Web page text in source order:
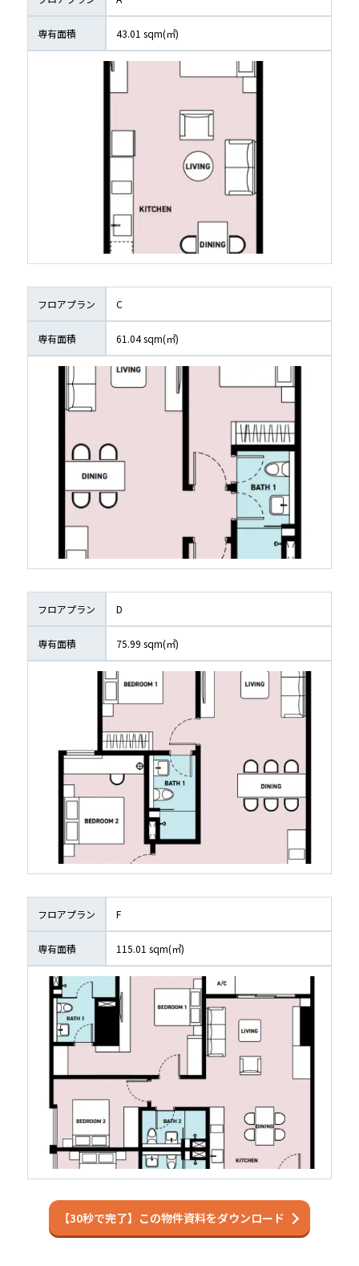
専有面積 43.01 sqm(㎡)
フロアプラン C
専有面積 61.04 sqm(㎡)
フロアプラン D
専有面積 75.99 sqm(㎡)
フロアプラン F
専有面積 115.01 sqm(㎡)
【30秒で完了】この物件資料をダウンロード